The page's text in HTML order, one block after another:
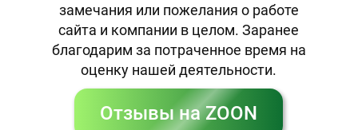
замечания или пожелания о работе
сайта и компании в целом. Заранее
благодарим за потраченное время на
оценку нашей деятельности.
Отзывы на ZOON